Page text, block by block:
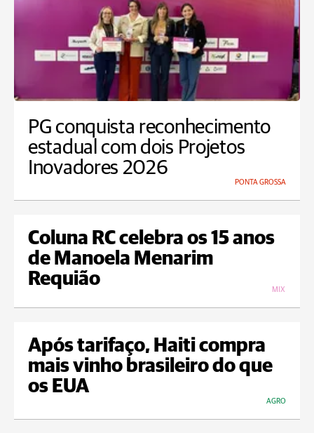
PG conquista reconhecimento
estadual com dois Projetos
Inovadores 2026
PONTA GROSSA
Coluna RC celebra os 15 anos
de Manoela Menarim
Requião
MIX
Após tarifaço, Haiti compra
mais vinho brasileiro do que
os EUA
AGRO